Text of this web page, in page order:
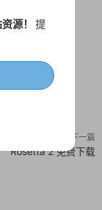
下一篇
Rosetta 2 免费下载
源！ 提